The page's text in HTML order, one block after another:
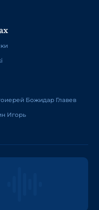
Божидар Главев
Игорь